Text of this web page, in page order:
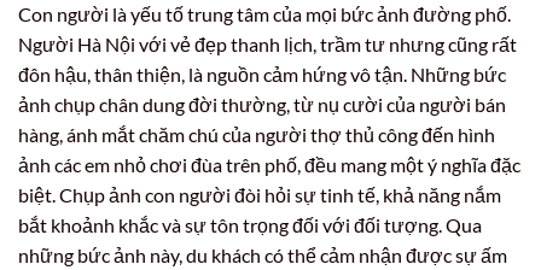
Con người là yếu tố trung tâm của mọi bức ảnh đường phố.
Người Hà Nội với vẻ đẹp thanh lịch, trầm tư nhưng cũng rất
đôn hậu, thân thiện, là nguồn cảm hứng vô tận. Những bức
ảnh chụp chân dung đời thường, từ nụ cười của người bán
hàng, ánh mắt chăm chú của người thợ thủ công đến hình
ảnh các em nhỏ chơi đùa trên phố, đều mang một ý nghĩa đặc
biệt. Chụp ảnh con người đòi hỏi sự tinh tế, khả năng nắm
bắt khoảnh khắc và sự tôn trọng đối với đối tượng. Qua
những bức ảnh này, du khách có thể cảm nhận được sự ấm